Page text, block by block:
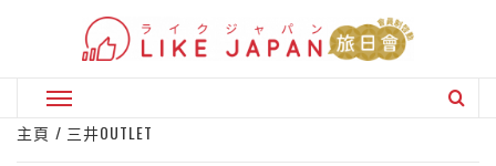
Primary
Menu
主頁 三井OUTLET